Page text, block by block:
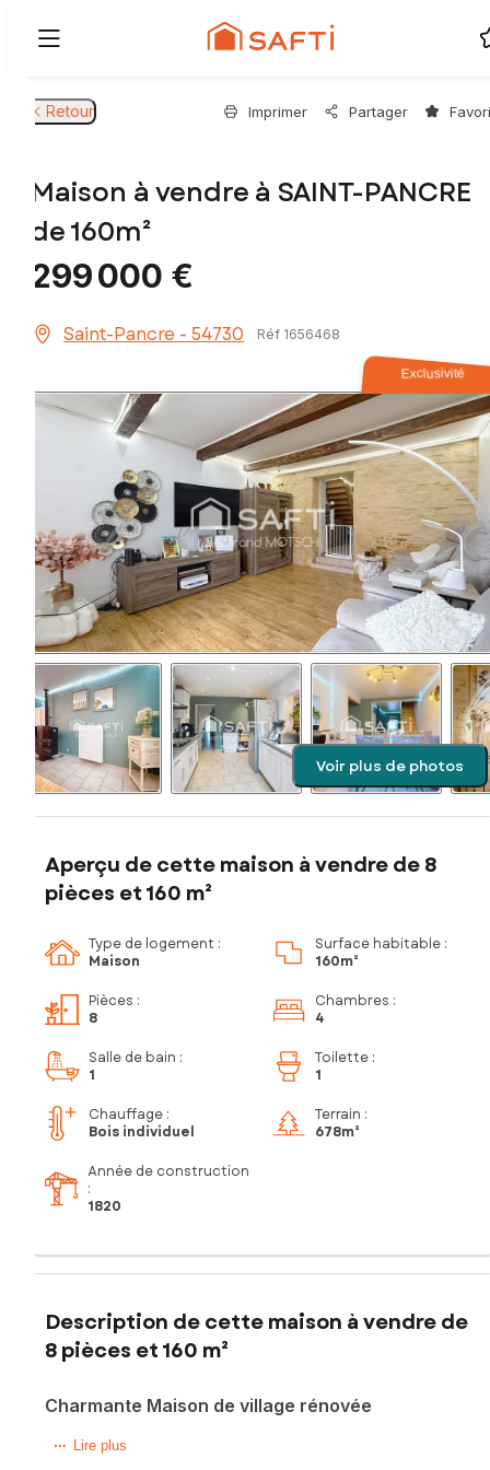
Retour Imprimer Partager
Maison à vendre à SAINT-PANCRE
de 160m²
299 000 €
Saint-Pancre - 54730 Réf 1656468
Exclusivité
Voir plus de photos
Aperçu de cette maison à vendre de 8
pièces et 160 m²
Type de logement :
Maison
Surface habitable :
160m²
Pièces :
8
Chambres :
4
Salle de bain :
1
Toilette :
1
Chauffage :
Bois individuel
Terrain :
678m²
Année de construction
:
1820
Description de cette maison à vendre de
8 pièces et 160 m²
Charmante Maison de village rénovée
Située à Saint-Pancré (54730), cette propriété bénéficie
Lire plus